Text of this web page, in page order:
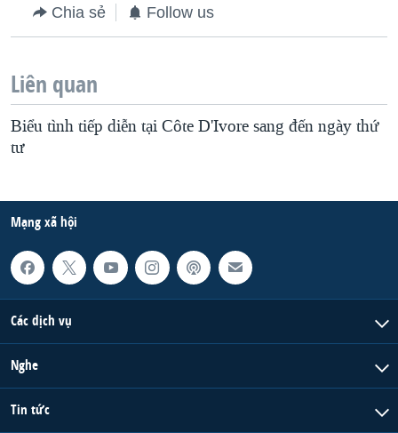
Chia sẻ Follow us
Liên quan
Biểu tình tiếp diễn tại Côte D'Ivore sang đến ngày thứ
tư
Mạng xã hội
Các dịch vụ
Nghe
Tin tức